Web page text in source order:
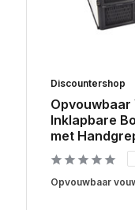
Discountershop
Opvouwbaar
Inklapbare
met
Opvouwbaar